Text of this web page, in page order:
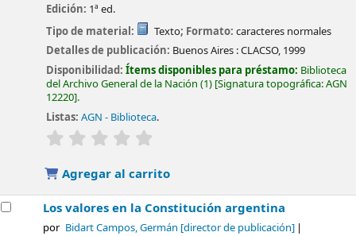
Edición: 1ª ed.
Tipo de material:
Texto; Formato: caracteres normales
Detalles de publicación: Buenos Aires :CLACSO, 1999
Disponibilidad:Ítems disponibles para préstamo: Biblioteca
del Archivo General de la Nación (1) Signatura topográfica:AGN
12220 .
Listas: AGN - Biblioteca.
valoración
Agregar al carrito
Los valores en la Constitución argentina
por Bidart Campos, Germán [director de publicación]